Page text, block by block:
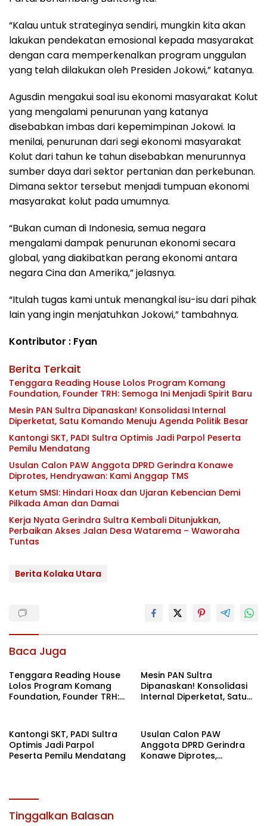
“Kalau untuk strateginya sendiri, mungkin kita akan
lakukan pendekatan emosional kepada masyarakat
dengan cara memperkenalkan program unggulan
yang telah dilakukan oleh Presiden Jokowi,” katanya.
Agusdin mengakui soal isu ekonomi masyarakat Kolut
yang mengalami penurunan yang katanya
disebabkan imbas dari kepemimpinan Jokowi. Ia
menilai, penurunan dari segi ekonomi masyarakat
Kolut dari tahun ke tahun disebabkan menurunnya
sumber daya dari sektor pertanian dan perkebunan.
Dimana sektor tersebut menjadi tumpuan ekonomi
masyarakat kolut pada umumnya.
“Bukan cuman di Indonesia, semua negara
mengalami dampak penurunan ekonomi secara
global, yang diakibatkan perang ekonomi antara
negara Cina dan Amerika,” jelasnya.
“Itulah tugas kami untuk menangkal isu-isu dari pihak
lain yang ingin menjatuhkan Jokowi,” tambahnya.
Kontributor : Fyan
Berita Terkait
Tenggara Reading House Lolos Program Komang
Foundation, Founder TRH: Semoga Ini Menjadi Spirit Baru
Mesin PAN Sultra Dipanaskan! Konsolidasi Internal
Diperketat, Satu Komando Menuju Agenda Politik Besar
Kantongi SKT, PADI Sultra Optimis Jadi Parpol Peserta
Pemilu Mendatang
Usulan Calon PAW Anggota DPRD Gerindra Konawe
Diprotes, Hendryawan: Kami Anggap TMS
Ketum SMSI: Hindari Hoax dan Ujaran Kebencian Demi
Pilkada Aman dan Damai
Kerja Nyata Gerindra Sultra Kembali Ditunjukkan,
Perbaikan Akses Jalan Desa Watarema – Waworaha
Tuntas
Berita Kolaka Utara
Baca Juga
Tenggara Reading House
Lolos Program Komang
Foundation, Founder TRH:
Mesin PAN Sultra
Dipanaskan! Konsolidasi
Internal Diperketat, Satu
Kantongi SKT, PADI Sultra
Optimis Jadi Parpol
Peserta Pemilu Mendatang
Usulan Calon PAW
Anggota DPRD Gerindra
Konawe Diprotes,
Tinggalkan Balasan